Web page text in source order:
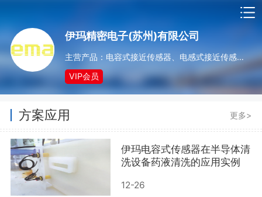
伊玛精密电子(苏州)有限公司
主营产品：电容式接近传感器、电感式接近传感器、阀门开关、光电传感器、流动传感器、温度传感器、压力传感器、流动温度传感器、速度监视器、AS-i 总线系统、01系列 16mm 控制开关、02系列 22/25/30m
VIP会员
方案应用 更多>
伊玛电容式传感器在半导体清
洗设备药液清洗的应用实例
12-26